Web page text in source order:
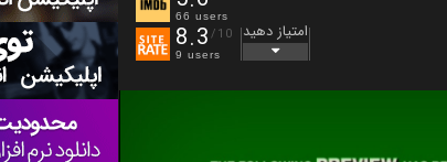
66 users
8.3 /10
9 users
امتیاز دهید